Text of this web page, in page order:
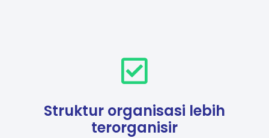
Struktur organisasi lebih
terorganisir